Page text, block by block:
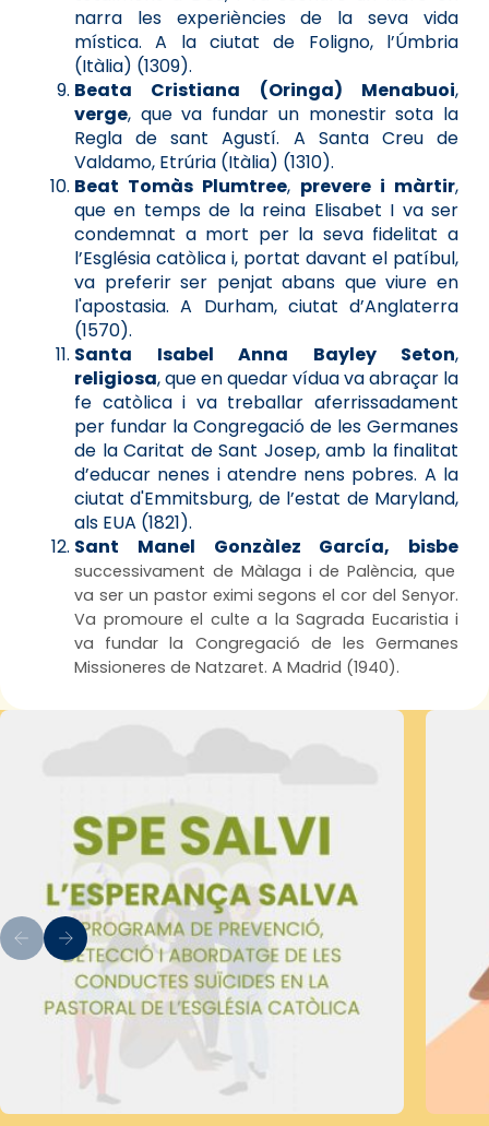
narra les experiències de la seva vida
mística. A la ciutat de Foligno, l’Úmbria
(Itàlia) (1309).
Beata Cristiana (Oringa) Menabuoi,
verge, que va fundar un monestir sota la
Regla de sant Agustí. A Santa Creu de
Valdamo, Etrúria (Itàlia) (1310).
Beat Tomàs Plumtree, prevere i màrtir,
que en temps de la reina Elisabet I va ser
condemnat a mort per la seva fidelitat a
l’Església catòlica i, portat davant el patíbul,
va preferir ser penjat abans que viure en
l'apostasia. A Durham, ciutat d’Anglaterra
(1570).
Santa Isabel Anna Bayley Seton,
religiosa, que en quedar vídua va abraçar la
fe catòlica i va treballar aferrissadament
per fundar la Congregació de les Germanes
de la Caritat de Sant Josep, amb la finalitat
d’educar nenes i atendre nens pobres. A la
ciutat d'Emmitsburg, de l’estat de Maryland,
als EUA (1821).
Sant Manel Gonzàlez García, bisbe
successivament de Màlaga i de Palència, que
va ser un pastor eximi segons el cor del Senyor.
Va promoure el culte a la Sagrada Eucaristia i
va fundar la Congregació de les Germanes
Missioneres de Natzaret. A Madrid (1940).